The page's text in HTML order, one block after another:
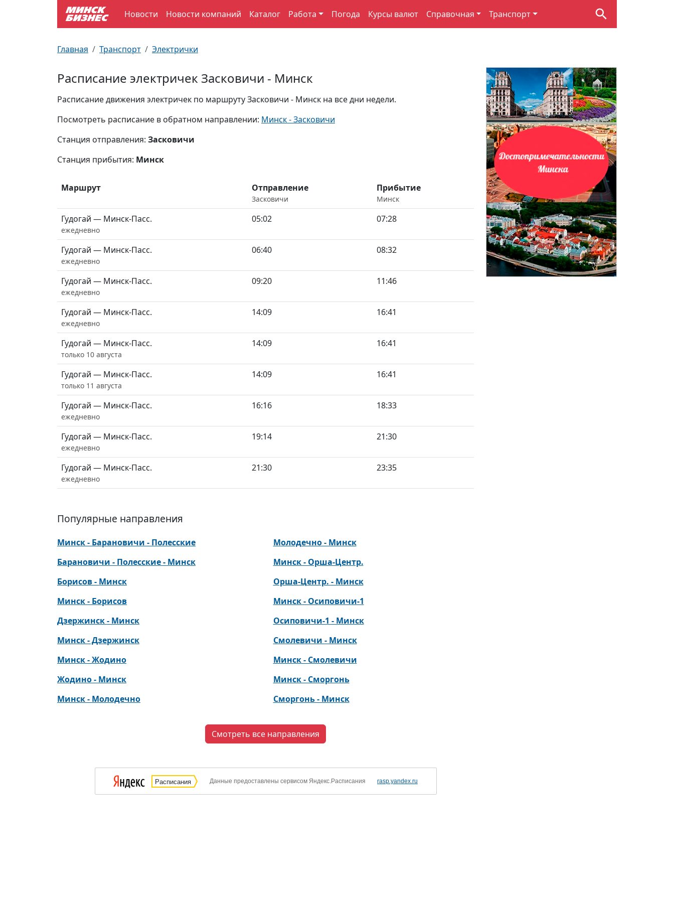
Новости Новости компаний Каталог Работа Погода Курсы валют Справочная Транспорт
Главная Транспорт Электрички
Расписание электричек Засковичи - Минск
Расписание движения электричек по маршруту Засковичи - Минск на все дни недели.
Посмотреть расписание в обратном направлении: Минск - Засковичи
Станция отправления: Засковичи
Станция прибытия: Минск
Маршрут Отправление
Засковичи
Прибытие
Минск
Гудогай — Минск-Пасс.
ежедневно
05:02 07:28
Гудогай — Минск-Пасс.
ежедневно
06:40 08:32
Гудогай — Минск-Пасс.
ежедневно
09:20 11:46
Гудогай — Минск-Пасс.
ежедневно
14:09 16:41
Гудогай — Минск-Пасс.
только 10 августа
14:09 16:41
Гудогай — Минск-Пасс.
только 11 августа
14:09 16:41
Гудогай — Минск-Пасс.
ежедневно
16:16 18:33
Гудогай — Минск-Пасс.
ежедневно
19:14 21:30
Гудогай — Минск-Пасс.
ежедневно
21:30 23:35
Популярные направления
Минск - Барановичи - Полесские
Барановичи - Полесские - Минск
Борисов - Минск
Минск - Борисов
Дзержинск - Минск
Минск - Дзержинск
Минск - Жодино
Жодино - Минск
Минск - Молодечно
Молодечно - Минск
Минск - Орша-Центр.
Орша-Центр. - Минск
Минск - Осиповичи-1
Осиповичи-1 - Минск
Смолевичи - Минск
Минск - Смолевичи
Минск - Сморгонь
Сморгонь - Минск
Смотреть все направления
Расписания Данные предоставлены сервисом Яндекс.Расписания rasp.yandex.ru
Улицы Минска
Производственный календарь
Документы для ЗАГСа
Пробки на дорогах